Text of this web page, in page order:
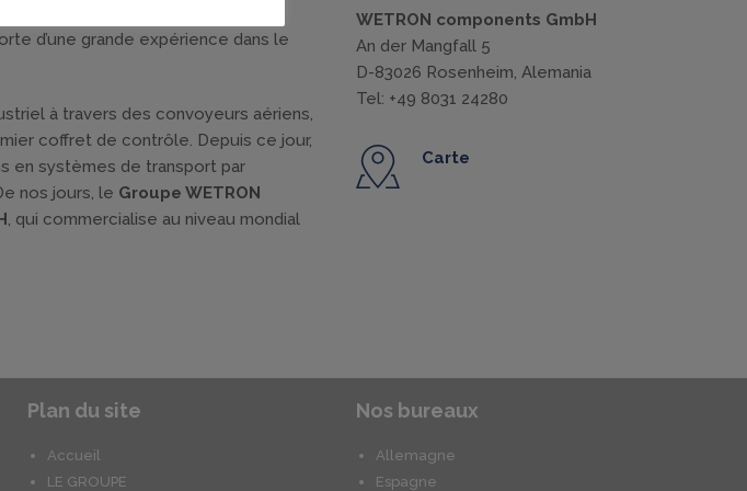
en Allemagne,
d’une grande expérience dans le
à travers des convoyeurs aériens,
coffret de contrôle. Depuis ce jour,
en systèmes de transport par
nos jours, le Groupe WETRON
, qui commercialise au niveau mondial
WETRON components GmbH
An der Mangfall 5
D-83026 Rosenheim, Alemania
Tel: +49 8031 24280
Carte
Plan du site
Accueil
LE GROUPE
Nos bureaux
Allemagne
Espagne